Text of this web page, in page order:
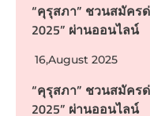
“คุรุสภา” ชวนสมัครด่
2025” ผ่านออนไลน์
16,August 2025
“คุรุสภา” ชวนสมัครด่
2025” ผ่านออนไลน์